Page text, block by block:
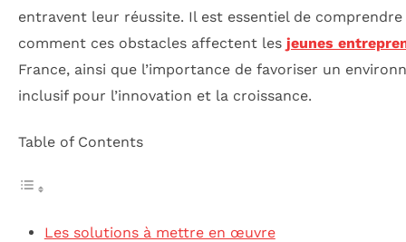
entravent leur réussite. Il est essentiel de comprendre
comment ces obstacles affectent les jeunes
France, ainsi que l’importance de favoriser un
inclusif pour l’innovation et la croissance.
Table of Contents
Les solutions à mettre en œuvre